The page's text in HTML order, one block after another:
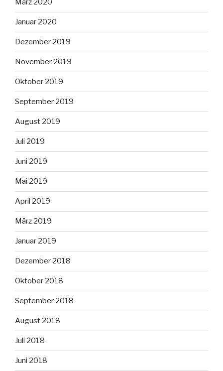
März 2020
Januar 2020
Dezember 2019
November 2019
Oktober 2019
September 2019
August 2019
Juli 2019
Juni 2019
Mai 2019
April 2019
März 2019
Januar 2019
Dezember 2018
Oktober 2018
September 2018
August 2018
Juli 2018
Juni 2018